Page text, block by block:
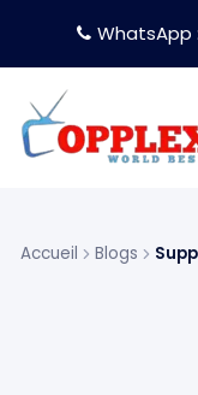
WhatsApp
Accueil Blogs